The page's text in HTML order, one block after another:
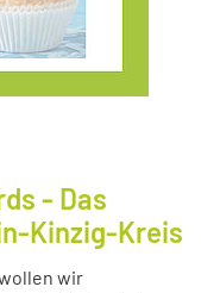
- Das
Kinzig-Kreis
wir